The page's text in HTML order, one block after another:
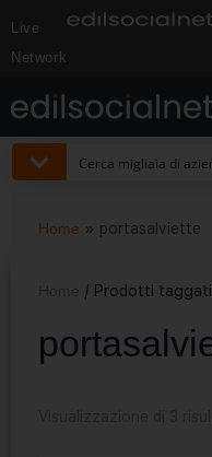
Live
Network
Home » portasalviette
/ Prodotti